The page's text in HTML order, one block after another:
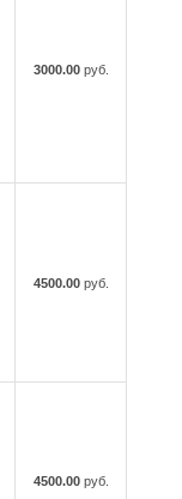
3000.00руб.
4500.00руб.
4500.00руб.